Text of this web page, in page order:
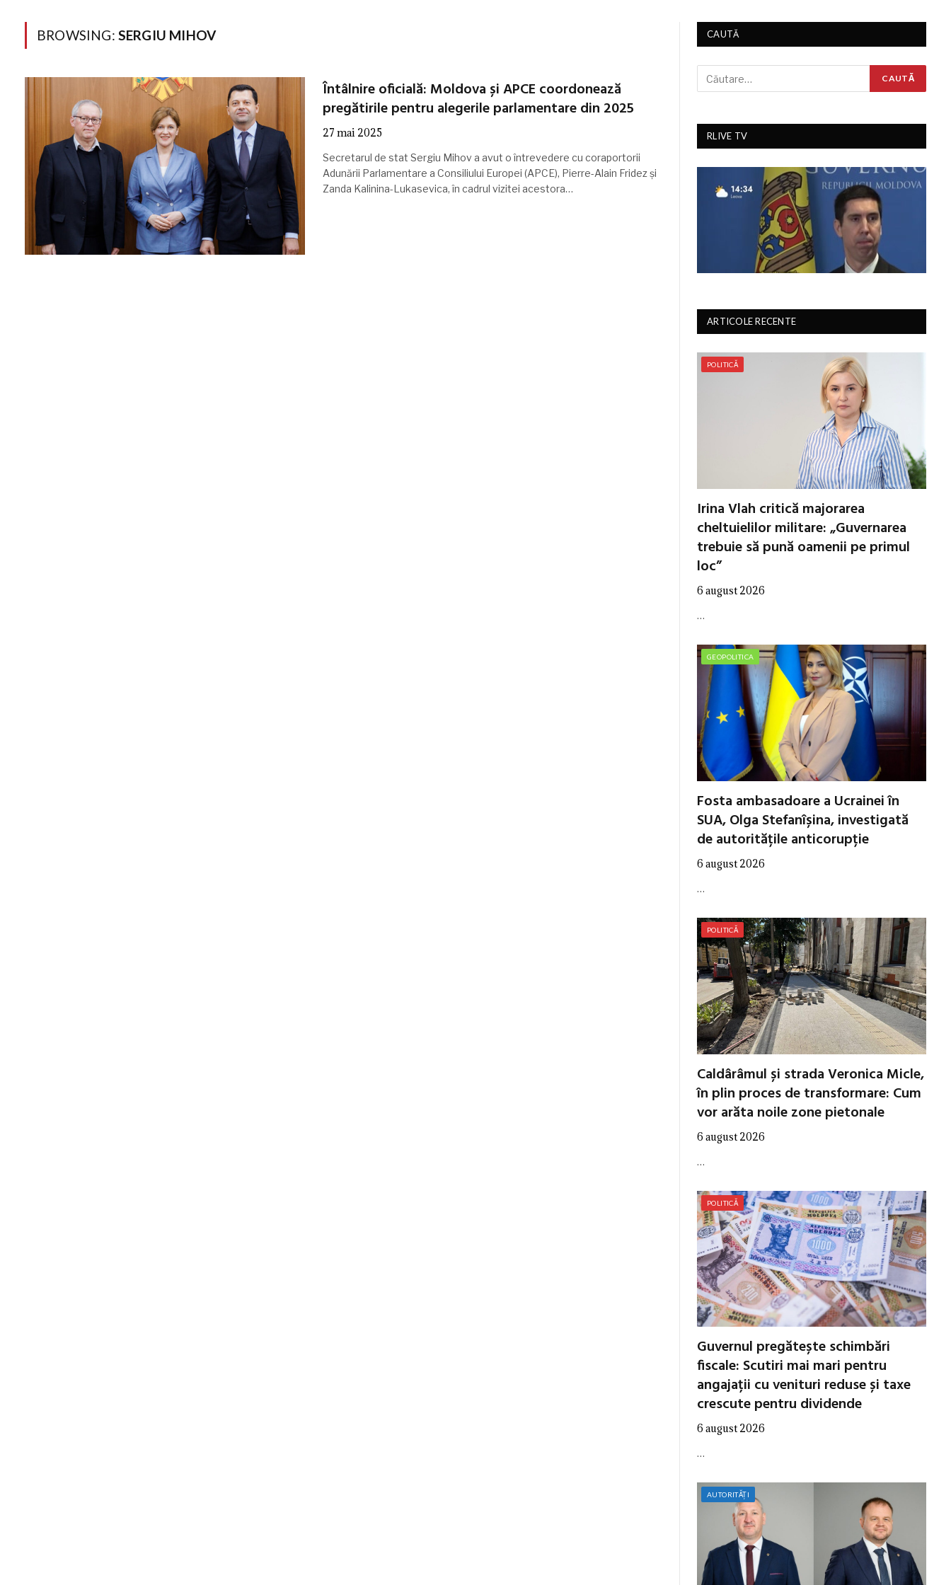
BROWSING: SERGIU MIHOV
Întâlnire oficială: Moldova și APCE coordonează
pregătirile pentru alegerile parlamentare din 2025
27 mai 2025
Secretarul de stat Sergiu Mihov a avut o întrevedere cu coraportorii
Adunării Parlamentare a Consiliului Europei (APCE), Pierre-Alain Fridez și
Zanda Kalinina-Lukasevica, în cadrul vizitei acestora…
CAUTĂ
RLIVE TV
ARTICOLE RECENTE
POLITICĂ
Irina Vlah critică majorarea
cheltuielilor militare: „Guvernarea
trebuie să pună oamenii pe primul
loc”
6 august 2026
…
GEOPOLITICA
Fosta ambasadoare a Ucrainei în
SUA, Olga Stefanîșina, investigată
de autoritățile anticorupție
6 august 2026
…
POLITICĂ
Caldârâmul și strada Veronica Micle,
în plin proces de transformare: Cum
vor arăta noile zone pietonale
6 august 2026
…
POLITICĂ
Guvernul pregătește schimbări
fiscale: Scutiri mai mari pentru
angajații cu venituri reduse și taxe
crescute pentru dividende
6 august 2026
…
AUTORITĂȚI